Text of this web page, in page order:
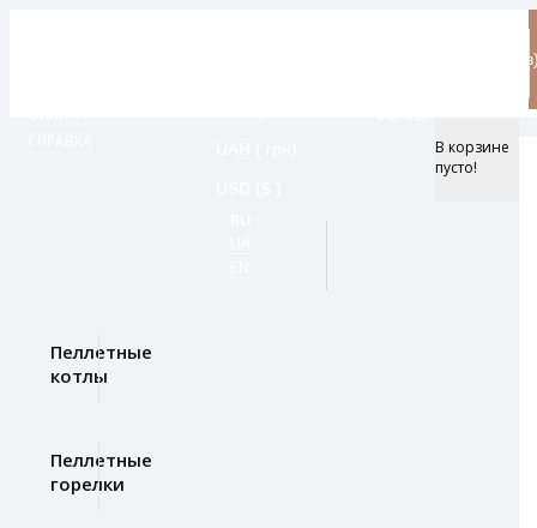
В корзине
пусто!
Пеллетные
котлы
Пеллетные
горелки